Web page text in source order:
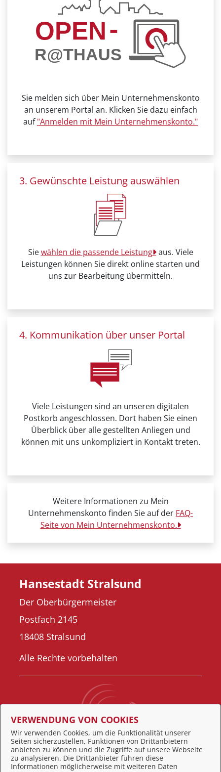
Sie melden sich über Mein Unternehmenskonto
an unserem Portal an. Klicken Sie dazu einfach
auf"Anmelden mit Mein Unternehmenskonto."
3. Gewünschte Leistung auswählen
Siewählen die passende Leistung aus. Viele
Leistungen können Sie direkt online starten und
uns zur Bearbeitung übermitteln.
4. Kommunikation über unser Portal
Viele Leistungen sind an unseren digitalen
Postkorb angeschlossen. Dort haben Sie einen
Überblick über alle gestellten Anliegen und
können mit uns unkompliziert in Kontakt treten.
Weitere Informationen zu Mein
Unternehmenskonto finden Sie auf der FAQ-
Seite von Mein Unternehmenskonto.
Behördennummer 115
Hansestadt Stralsund
Der Oberbürgermeister
Postfach 2145
18408 Stralsund
Alle Rechte vorbehalten
VERWENDUNG VON COOKIES
Wir verwenden Cookies, um die Funktionalität unserer
Seiten sicherzustellen, Funktionen von Drittanbietern
anbieten zu können und die Zugriffe auf unsere Webseite
zu analysieren. Die Drittanbieter führen diese
Informationen möglicherweise mit weiteren Daten